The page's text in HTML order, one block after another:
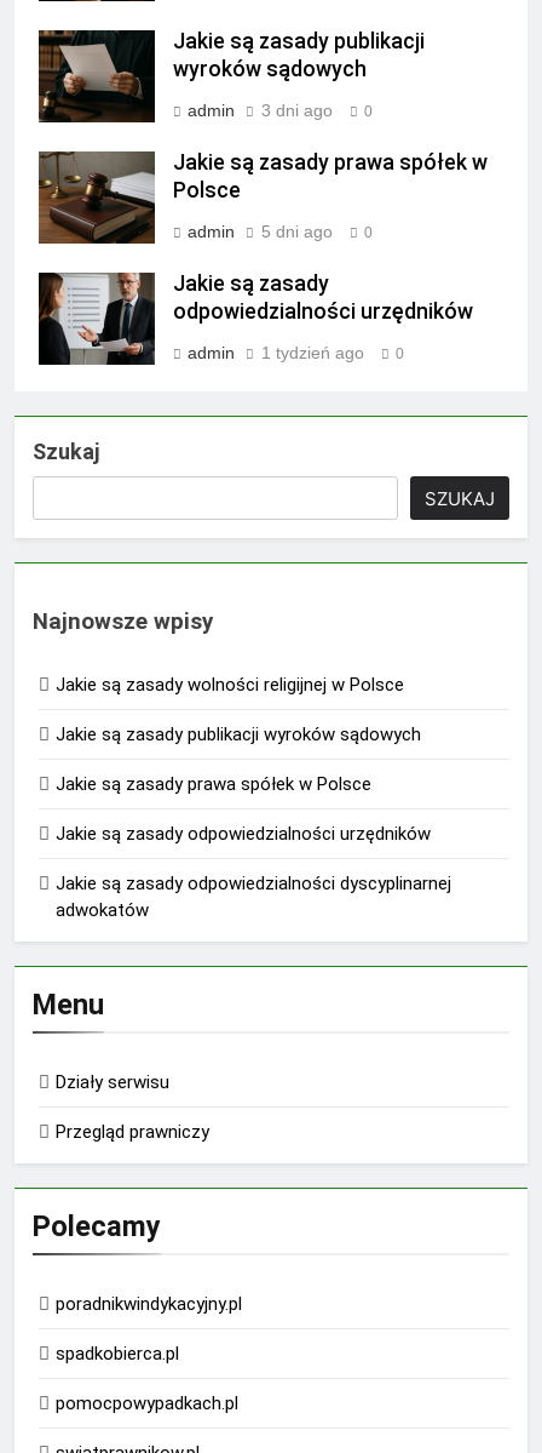
Jakie są zasady publikacji
wyroków sądowych
admin 3 dni ago 0
Jakie są zasady prawa spółek w
Polsce
admin 5 dni ago 0
Jakie są zasady
odpowiedzialności urzędników
admin 1 tydzień ago 0
Szukaj
SZUKAJ
Najnowsze wpisy
Jakie są zasady wolności religijnej w Polsce
Jakie są zasady publikacji wyroków sądowych
Jakie są zasady prawa spółek w Polsce
Jakie są zasady odpowiedzialności urzędników
Jakie są zasady odpowiedzialności dyscyplinarnej
adwokatów
Menu
Działy serwisu
Przegląd prawniczy
Polecamy
poradnikwindykacyjny.pl
spadkobierca.pl
pomocpowypadkach.pl